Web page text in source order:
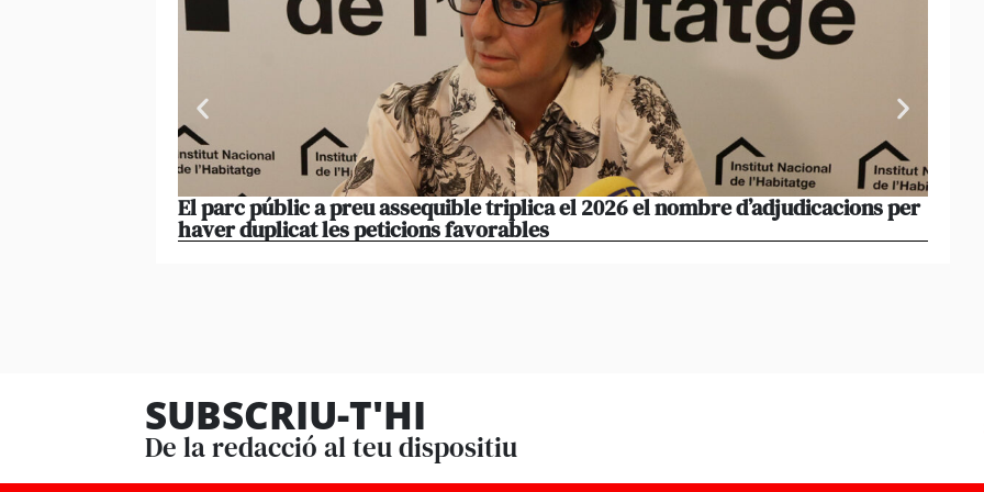
El parc públic a preu assequible triplica el 2026 el nombre d’adjudicacions per
haver duplicat les peticions favorables
SUBSCRIU-T'HI
De la redacció al teu dispositiu